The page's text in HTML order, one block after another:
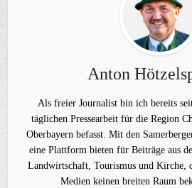
Anton
Als freier Journalist bin ich bereits
täglichen Pressearbeit für die Region
Oberbayern befasst. Mit den
eine Plattform bieten für Beiträge aus
Landwirtschaft, Tourismus und Kirche,
Medien keinen breiten Raum